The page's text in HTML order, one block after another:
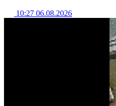
10:27 06.08.2026